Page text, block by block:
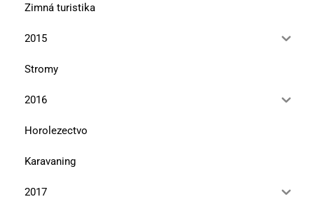
Zimná turistika
2015
Stromy
2016
Horolezectvo
Karavaning
2017